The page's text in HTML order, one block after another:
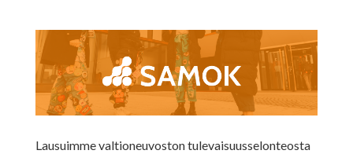
Lausuimme valtioneuvoston tulevaisuusselonteosta